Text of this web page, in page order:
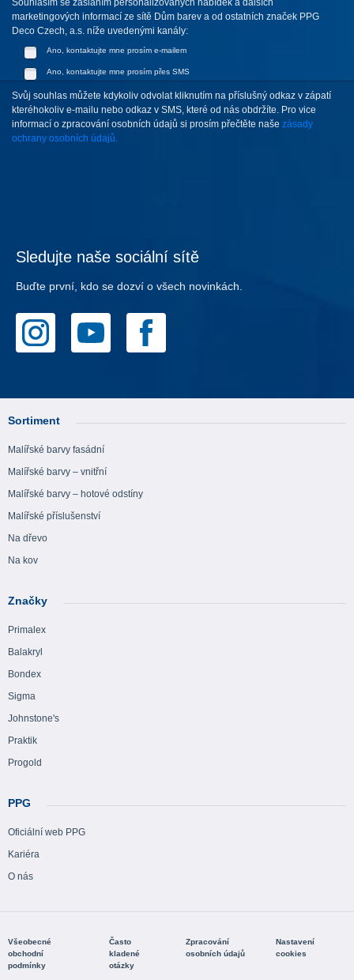
Souhlasím se zasláním personalizovaných nabídek a dalších
marketingových informací ze sítě Dům barev a od ostatních značek PPG
Deco Czech, a.s. níže uvedenými kanály:
Ano, kontaktujte mne prosím e-mailem
Ano, kontaktujte mne prosím přes SMS
Svůj souhlas můžete kdykoliv odvolat kliknutím na příslušný odkaz v zápatí
kteréhokoliv e-mailu nebo odkaz v SMS, které od nás obdržíte. Pro vice
informací o zpracování osobních údajů si prosím přečtěte naše zásady
ochrany osobních údajů.
Sledujte naše sociální sítě
Buďte první, kdo se dozví o všech novinkách.
Sortiment
Malířské barvy fasádní
Malířské barvy – vnitřní
Malířské barvy – hotové odstíny
Malířské příslušenství
Na dřevo
Na kov
Značky
Primalex
Balakryl
Bondex
Sigma
Johnstone's
Praktik
Progold
PPG
Oficiální web PPG
Kariéra
O nás
Všeobecné
obchodní
podmínky
Často
kladené
otázky
Zpracování
osobních údajů
Nastavení
cookies